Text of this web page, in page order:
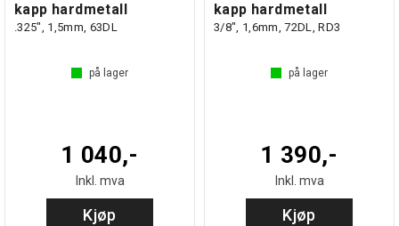
kapp hardmetall
.325", 1,5mm, 63DL
på lager
1 040,-
Inkl. mva
Kjøp
kapp hardmetall
3/8", 1,6mm, 72DL, RD3
på lager
1 390,-
Inkl. mva
Kjøp